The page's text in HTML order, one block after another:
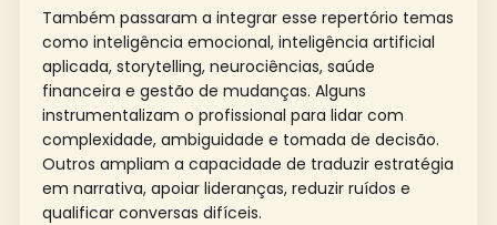
Também passaram a integrar esse repertório temas
como inteligência emocional, inteligência artificial
aplicada, storytelling, neurociências, saúde
financeira e gestão de mudanças. Alguns
instrumentalizam o profissional para lidar com
complexidade, ambiguidade e tomada de decisão.
Outros ampliam a capacidade de traduzir estratégia
em narrativa, apoiar lideranças, reduzir ruídos e
qualificar conversas difíceis.